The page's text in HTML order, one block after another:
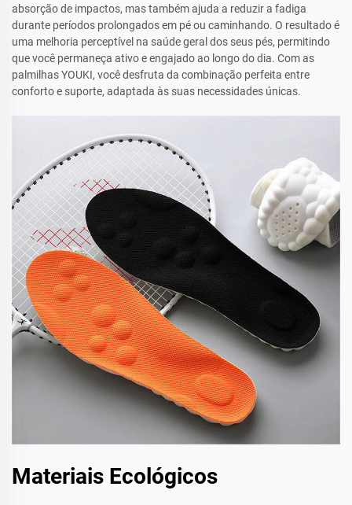
absorção de impactos, mas também ajuda a reduzir a fadiga
durante períodos prolongados em pé ou caminhando. O resultado é
uma melhoria perceptível na saúde geral dos seus pés, permitindo
que você permaneça ativo e engajado ao longo do dia. Com as
palmilhas YOUKI, você desfruta da combinação perfeita entre
conforto e suporte, adaptada às suas necessidades únicas.
Materiais Ecológicos